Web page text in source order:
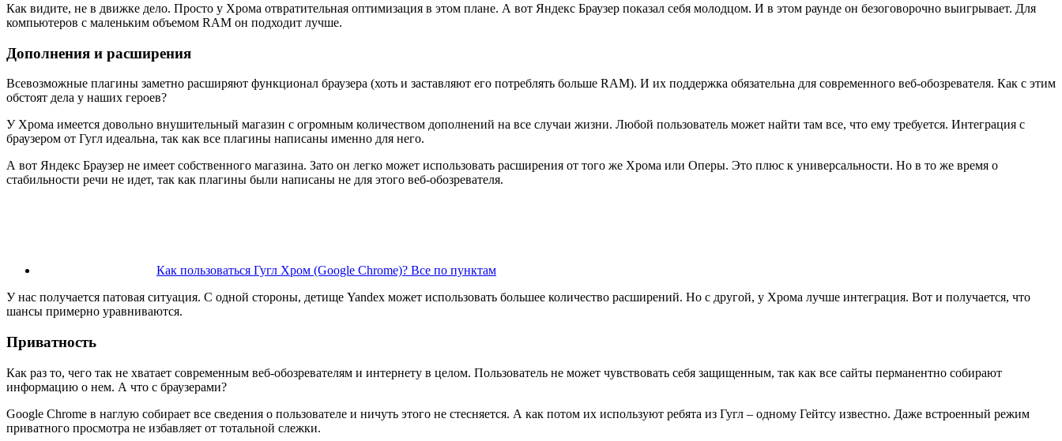
Как видите, не в движке дело. Просто у Хрома отвратительная оптимизация в этом плане. А вот Яндекс Браузер показал себя молодцом. И в этом раунде он безоговорочно выигрывает. Для
компьютеров с маленьким объемом RAM он подходит лучше.
Дополнения и расширения
Всевозможные плагины заметно расширяют функционал браузера (хоть и заставляют его потреблять больше RAM). И их поддержка обязательна для современного веб-обозревателя. Как с этим
обстоят дела у наших героев?
У Хрома имеется довольно внушительный магазин с огромным количеством дополнений на все случаи жизни. Любой пользователь может найти там все, что ему требуется. Интеграция с
браузером от Гугл идеальна, так как все плагины написаны именно для него.
А вот Яндекс Браузер не имеет собственного магазина. Зато он легко может использовать расширения от того же Хрома или Оперы. Это плюс к универсальности. Но в то же время о
стабильности речи не идет, так как плагины были написаны не для этого веб-обозревателя.
Как пользоваться Гугл Хром (Google Chrome)? Все по пунктам
У нас получается патовая ситуация. С одной стороны, детище Yandex может использовать большее количество расширений. Но с другой, у Хрома лучше интеграция. Вот и получается, что
шансы примерно уравниваются.
Приватность
Как раз то, чего так не хватает современным веб-обозревателям и интернету в целом. Пользователь не может чувствовать себя защищенным, так как все сайты перманентно собирают
информацию о нем. А что с браузерами?
Google Chrome в наглую собирает все сведения о пользователе и ничуть этого не стесняется. А как потом их используют ребята из Гугл – одному Гейтсу известно. Даже встроенный режим
приватного просмотра не избавляет от тотальной слежки.